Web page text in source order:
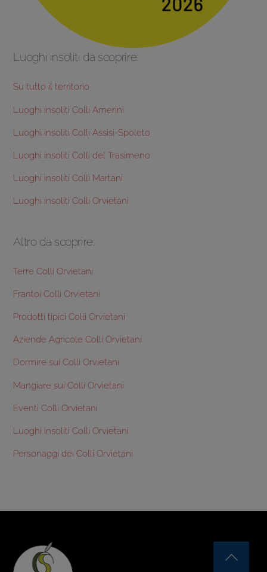
Luoghi insoliti da scoprire:
Su tutto il territorio
Luoghi insoliti Colli Amerini
Luoghi insoliti Colli Assisi-Spoleto
Luoghi insoliti Colli del Trasimeno
Luoghi insoliti Colli Martani
Luoghi insoliti Colli Orvietani
Altro da scoprire:
Terre Colli Orvietani
Frantoi Colli Orvietani
Prodotti tipici Colli Orvietani
Aziende Agricole Colli Orvietani
Dormire sui Colli Orvietani
Mangiare sui Colli Orvietani
Eventi Colli Orvietani
Luoghi insoliti Colli Orvietani
Personaggi dei Colli Orvietani